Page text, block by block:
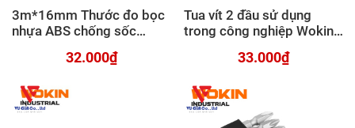
3m*16mm Thước đo bọc
nhựa ABS chống sốc
32.000₫
Tua vít 2 đầu sử dụng
trong công nghiệp Wokin
33.000₫